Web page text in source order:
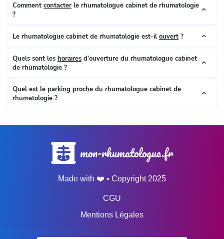
Comment contacter le rhumatologue cabinet de rhumatologie
?
Le rhumatologue cabinet de rhumatologie est-il ouvert ?
Quels sont les horaires d’ouverture du rhumatologue cabinet
de rhumatologie ?
Quel est le parking proche du rhumatologue cabinet de
rhumatologie ?
mon-rhumatologue.fr
Made with ❤️ • Copyright 2025
CGU
Mentions Légales